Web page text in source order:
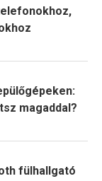
magaddal?
fülhallgató